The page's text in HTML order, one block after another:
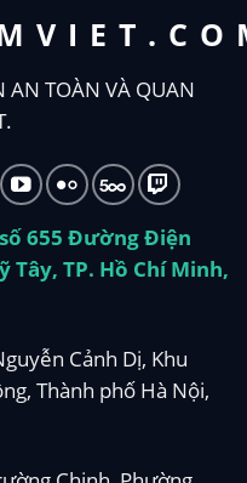
AN TOÀN VÀ QUAN
655 Đường Điện
Tây, TP. Hồ Chí Minh,
Cảnh Dị, Khu
Thành phố Hà Nội,